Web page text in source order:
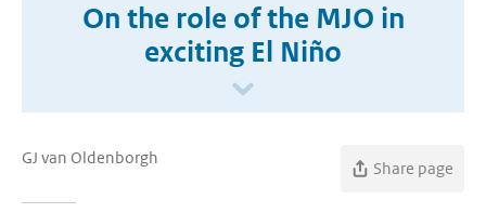
On the role of the MJO in
exciting El Niño
GJ van Oldenborgh
Share page